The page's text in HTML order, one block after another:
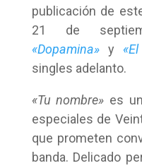
publicación de
21 de
«Dopamina»y
singles adelanto.
«Tu nombre» es
especiales de
que prometen
banda. Delicado